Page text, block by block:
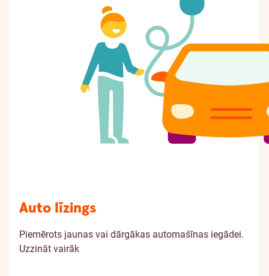
Auto līzings
Piemērots jaunas vai dārgākas automašīnas iegādei.
Uzzināt vairāk